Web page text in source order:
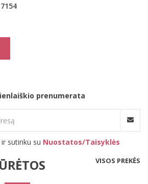
prenumerata
sutinku su Nuostatos/Taisyklės
VISOS PREKĖS